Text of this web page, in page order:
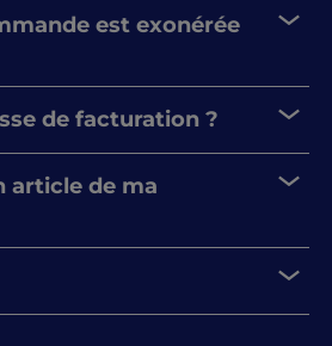
est exonérée
de facturation ?
article de ma